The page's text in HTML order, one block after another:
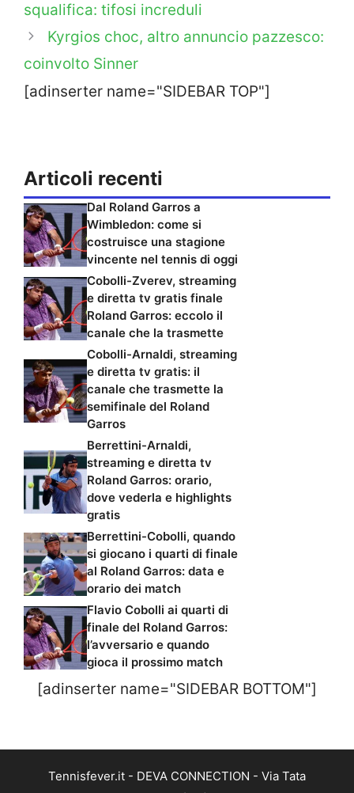
squalifica: tifosi increduli
Kyrgios choc, altro annuncio pazzesco:
coinvolto Sinner
[adinserter name="SIDEBAR TOP"]
Articoli recenti
Dal Roland Garros a
Wimbledon: come si
costruisce una stagione
vincente nel tennis di oggi
Cobolli-Zverev, streaming
e diretta tv gratis finale
Roland Garros: eccolo il
canale che la trasmette
Cobolli-Arnaldi, streaming
e diretta tv gratis: il
canale che trasmette la
semifinale del Roland
Garros
Berrettini-Arnaldi,
streaming e diretta tv
Roland Garros: orario,
dove vederla e highlights
gratis
Berrettini-Cobolli, quando
si giocano i quarti di finale
al Roland Garros: data e
orario dei match
Flavio Cobolli ai quarti di
finale del Roland Garros:
l’avversario e quando
gioca il prossimo match
[adinserter name="SIDEBAR BOTTOM"]
Tennisfever.it - DEVA CONNECTION - Via Tata